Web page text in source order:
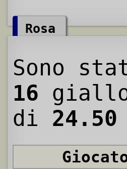
Rosa
Sono
16
di 24.50